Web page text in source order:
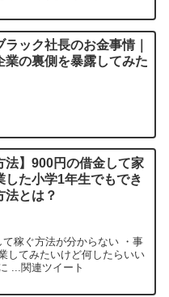
ラック社長のお金事情｜
業の裏側を暴露してみた
法】900円の借金して家
した小学1年生でもでき
法とは？
稼ぐ方法が分からない ・事
してみたいけど何したらいい
...関連ツイート